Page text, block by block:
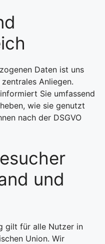
Daten ist uns
zentrales Anliegen.
Sie umfassend
wie sie genutzt
nach der DSGVO
und
gilt für alle Nutzer in
Union. Wir